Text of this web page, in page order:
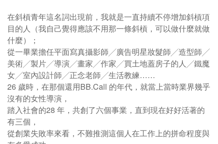
在斜槓青年這名詞出現前，我就是一直持續不停增加斜槓項
目的人（我自己覺得應該不用那一條斜槓，可以做什麼就做
什麼）；
從一畢業擔任平面寫真攝影師╱廣告明星妝髮師╱造型師╱
美術╱製片╱導演╱畫家╱作家╱買土地蓋房子的人╱鐵魔
女╱室內設計師╱正念老師╱生活教練……
26 歲時，在那個還用BB.Call 的年代，就當上當時業界幾乎
沒有的女性導演，
踏入社會的28 年，共創了六個事業，直到現在好好活著的
有三個，
從創業失敗率來看，不難推測這個人在工作上的拼命程度與